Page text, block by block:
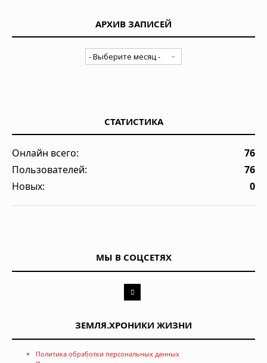
АРХИВ ЗАПИСЕЙ
СТАТИСТИКА
Онлайн всего:
76
Пользователей:
76
Новых:
0
МЫ В СОЦСЕТЯХ
ЗЕМЛЯ.ХРОНИКИ ЖИЗНИ
Политика обработки персональных данных